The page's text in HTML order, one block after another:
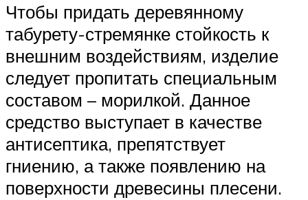
Чтобы придать деревянному
табурету-стремянке стойкость к
внешним воздействиям, изделие
следует пропитать специальным
составом – морилкой. Данное
средство выступает в качестве
антисептика, препятствует
гниению, а также появлению на
поверхности древесины плесени.